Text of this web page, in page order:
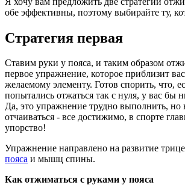
обе эффективны, поэтому выбирайте ту,
Стратегия первая
Ставим руки у пояса, и таким образом
первое упражнение, которое приблизит
желаемому элементу. Готов спорить, что,
попытались отжаться так с нуля, у вас бы
Да, это упражнение трудно выполнить, но
отчаиваться - все достижимо, в спорте
упорство!
Упражнение направлено на развитие
пояса и мышц спины.
Как отжиматься с руками у пояса